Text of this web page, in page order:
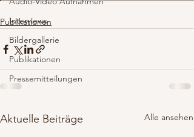
Interviews
Bildergallerie
Publikationen
Pressemitteilungen
Publikationen
Aktuelle Beiträge Alle ansehen